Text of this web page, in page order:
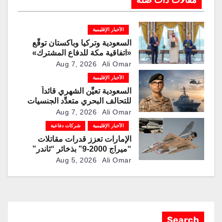
الأخبار الإقليمية
السعودية وتركيا وباكستان توقّع
«اتفاقية مكة للدفاع المشترك»
Aug 7, 2026 Ali Omar
الأخبار الإقليمية
السعودية تعيِّن الشهري قائداً
للتحالف البحري متعدِّد الجنسيات
Aug 7, 2026 Ali Omar
الأخبار الإقليمية شركات دفاعية
الإمارات تعزز قدرات مقاتلات
“ميراج 2000-9” بذخائر “ثاندر”
الذكية المطورة محليًا
Aug 5, 2026 Ali Omar